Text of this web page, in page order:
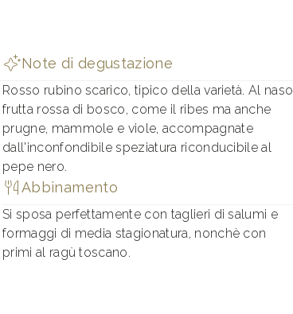
Note di degustazione
Rosso rubino scarico, tipico della varietà. Al naso
frutta rossa di bosco, come il ribes ma anche
prugne, mammole e viole, accompagnate
dall'inconfondibile speziatura riconducibile al
pepe nero.
Abbinamento
Si sposa perfettamente con taglieri di salumi e
formaggi di media stagionatura, nonchè con
primi al ragù toscano.